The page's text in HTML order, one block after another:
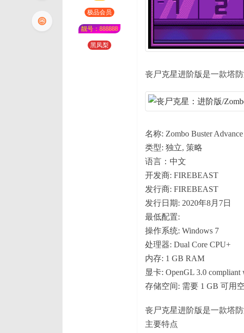
极品会员
靓号：888888
黑凤梨
丧尸克星进阶版是一款塔
名称: Zombo Buster Advance
类型: 独立, 策略
语言：中文
开发商: FIREBEAST
发行商: FIREBEAST
发行日期: 2020年8月7日
最低配置:
操作系统: Windows 7
处理器: Dual Core CPU+
内存: 1 GB RAM
显卡: OpenGL 3.0
存储空间: 需要 1 GB 可用
丧尸克星进阶版是一款塔
主要特点